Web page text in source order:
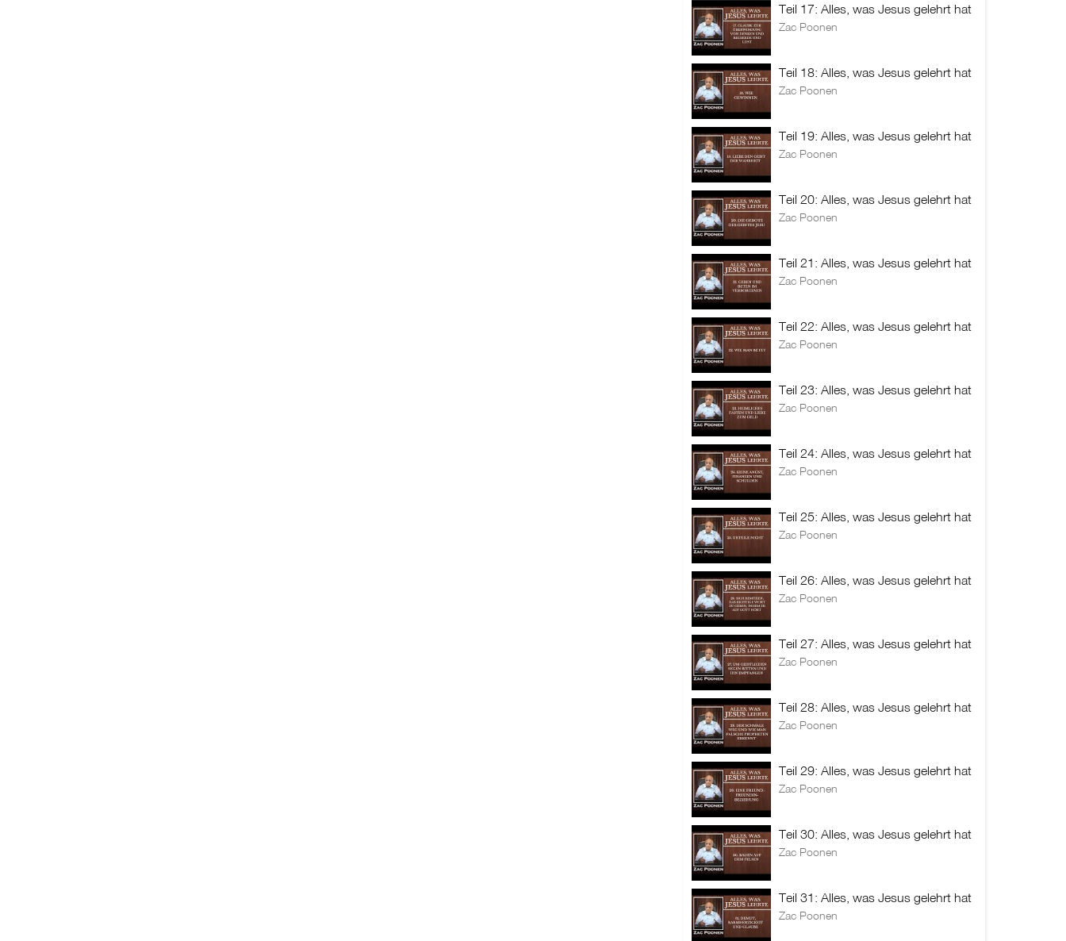
Teil 17: Alles, was Jesus gelehrt hat
Zac Poonen
Teil 18: Alles, was Jesus gelehrt hat
Zac Poonen
Teil 19: Alles, was Jesus gelehrt hat
Zac Poonen
Teil 20: Alles, was Jesus gelehrt hat
Zac Poonen
Teil 21: Alles, was Jesus gelehrt hat
Zac Poonen
Teil 22: Alles, was Jesus gelehrt hat
Zac Poonen
Teil 23: Alles, was Jesus gelehrt hat
Zac Poonen
Teil 24: Alles, was Jesus gelehrt hat
Zac Poonen
Teil 25: Alles, was Jesus gelehrt hat
Zac Poonen
Teil 26: Alles, was Jesus gelehrt hat
Zac Poonen
Teil 27: Alles, was Jesus gelehrt hat
Zac Poonen
Teil 28: Alles, was Jesus gelehrt hat
Zac Poonen
Teil 29: Alles, was Jesus gelehrt hat
Zac Poonen
Teil 30: Alles, was Jesus gelehrt hat
Zac Poonen
Teil 31: Alles, was Jesus gelehrt hat
Zac Poonen